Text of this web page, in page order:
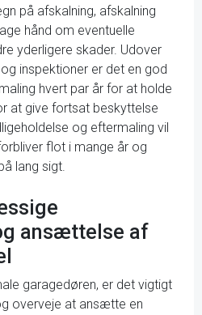
på afskalning, afskalning
hånd om eventuelle
yderligere skader. Udover
inspektioner er det en god
hvert par år for at holde
at give fortsat beskyttelse
og eftermaling vil
flot i mange år og
lang sigt.
ansættelse af
garagedøren, er det vigtigt
overveje at ansætte en